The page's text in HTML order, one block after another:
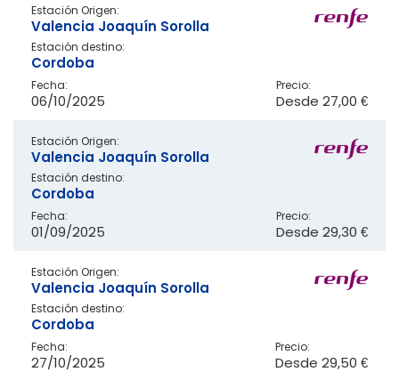
Estación Origen:
Valencia Joaquín Sorolla
Estación destino:
Cordoba
Fecha:
06/10/2025
Precio:
Desde 27,00 €
Estación Origen:
Valencia Joaquín Sorolla
Estación destino:
Cordoba
Fecha:
01/09/2025
Precio:
Desde 29,30 €
Estación Origen:
Valencia Joaquín Sorolla
Estación destino:
Cordoba
Fecha:
27/10/2025
Precio:
Desde 29,50 €